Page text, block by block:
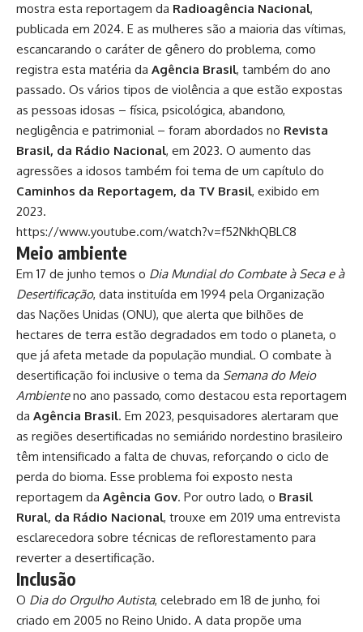
mostra esta reportagem da Radioagência Nacional,
publicada em 2024. E as mulheres são a maioria das vítimas,
escancarando o caráter de gênero do problema, como
registra esta matéria da Agência Brasil, também do ano
passado. Os vários tipos de violência a que estão expostas
as pessoas idosas – física, psicológica, abandono,
negligência e patrimonial – foram abordados no Revista
Brasil, da Rádio Nacional, em 2023. O aumento das
agressões a idosos também foi tema de um capítulo do
Caminhos da Reportagem, da TV Brasil, exibido em
2023.
https://www.youtube.com/watch?v=f52NkhQBLC8
Meio ambiente
Em 17 de junho temos o Dia Mundial do Combate à Seca e à
Desertificação, data instituída em 1994 pela Organização
das Nações Unidas (ONU), que alerta que bilhões de
hectares de terra estão degradados em todo o planeta, o
que já afeta metade da população mundial. O combate à
desertificação foi inclusive o tema da Semana do Meio
Ambienteno ano passado, como destacou esta reportagem
da Agência Brasil. Em 2023, pesquisadores alertaram que
as regiões desertificadas no semiárido nordestino brasileiro
têm intensificado a falta de chuvas, reforçando o ciclo de
perda do bioma. Esse problema foi exposto nesta
reportagem da Agência Gov. Por outro lado, o Brasil
Rural, da Rádio Nacional, trouxe em 2019 uma entrevista
esclarecedora sobre técnicas de reflorestamento para
reverter a desertificação.
Inclusão
O Dia do Orgulho Autista, celebrado em 18 de junho, foi
criado em 2005 no Reino Unido. A data propõe uma